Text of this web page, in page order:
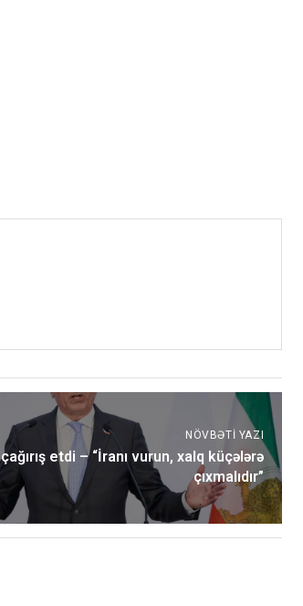
NÖVBƏTI YAZI
etdi – “İranı vurun, xalq küçələrə
çıxmalıdır”